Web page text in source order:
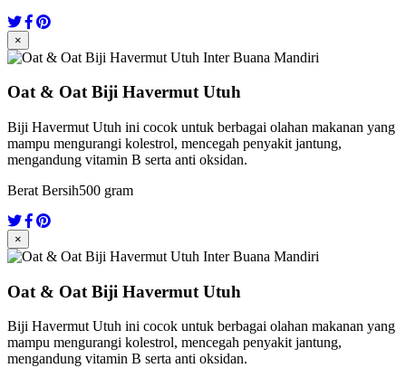
×
Oat & Oat Biji Havermut Utuh
Biji Havermut Utuh ini cocok untuk berbagai olahan makanan yang
mampu mengurangi kolestrol, mencegah penyakit jantung,
mengandung vitamin B serta anti oksidan.
Berat Bersih500 gram
×
Oat & Oat Biji Havermut Utuh
Biji Havermut Utuh ini cocok untuk berbagai olahan makanan yang
mampu mengurangi kolestrol, mencegah penyakit jantung,
mengandung vitamin B serta anti oksidan.